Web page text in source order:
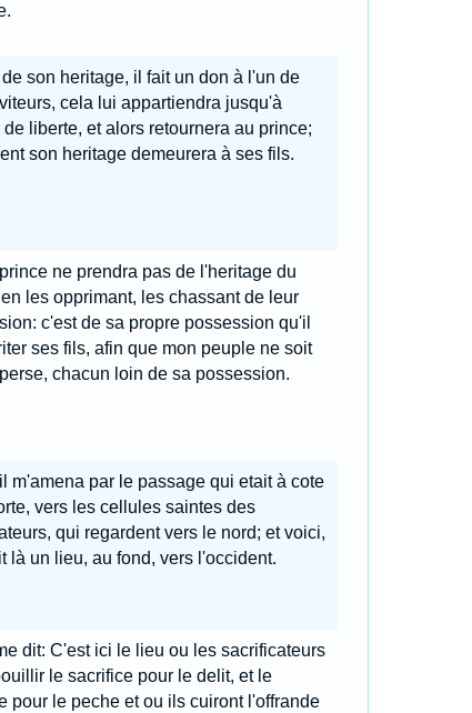
de son heritage, il fait un don à l'un de
cela lui appartiendra jusqu'à
de liberte, et alors retournera au prince;
son heritage demeurera à ses fils.
ne prendra pas de l'heritage du
les opprimant, les chassant de leur
c'est de sa propre possession qu'il
ses fils, afin que mon peuple ne soit
chacun loin de sa possession.
m'amena par le passage qui etait à cote
vers les cellules saintes des
qui regardent vers le nord; et voici,
là un lieu, au fond, vers l'occident.
dit: C'est ici le lieu ou les sacrificateurs
le sacrifice pour le delit, et le
pour le peche et ou ils cuiront l'offrande